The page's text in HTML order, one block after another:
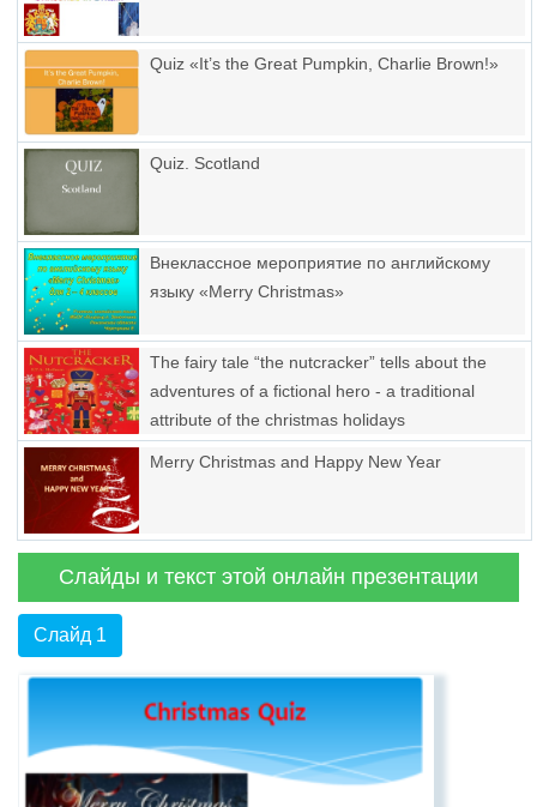
Quiz «It’s the Great Pumpkin, Charlie Brown!»
Quiz. Scotland
Внеклассное мероприятие по английскому
языку «Merry Christmas»
The fairy tale “the nutcracker” tells about the
adventures of a fictional hero - a traditional
attribute of the christmas holidays
Merry Christmas and Happy New Year
Слайды и текст этой онлайн презентации
Слайд 1